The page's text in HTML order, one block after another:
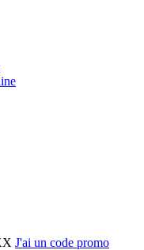
J'ai un code promo